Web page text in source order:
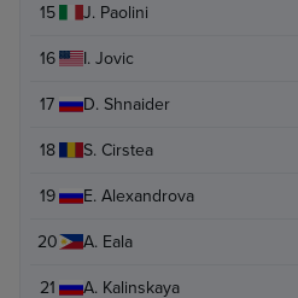
15 J. Paolini
16 I. Jovic
17 D. Shnaider
18 S. Cirstea
19 E. Alexandrova
20 A. Eala
21 A. Kalinskaya